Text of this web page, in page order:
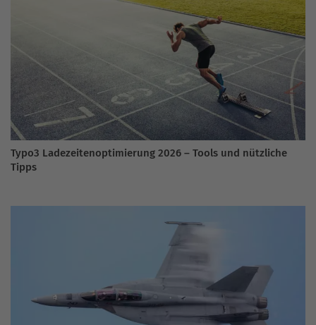
Typo3 Ladezeitenoptimierung 2026 – Tools und nützliche
Tipps